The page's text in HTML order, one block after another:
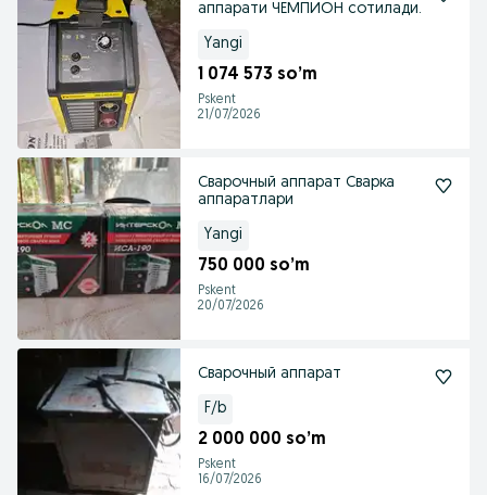
аппарати ЧЕМПИОН сотилади.
Yangi
1 074 573 so’m
Pskent
21/07/2026
Сварочный аппарат Сварка
аппаратлари
Yangi
750 000 so’m
Pskent
20/07/2026
Сварочный аппарат
F/b
2 000 000 so’m
Pskent
16/07/2026